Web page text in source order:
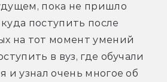
пока не пришло
поступить после
на тот момент умений
в вуз, где обучали
и узнал очень многое об